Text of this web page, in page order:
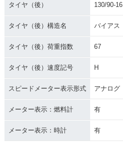
タイヤ（後） 130/90-16
タイヤ（後）構造名 バイアス
タイヤ（後）荷重指数 67
タイヤ（後）速度記号 H
スピードメーター表示形式 アナログ
メーター表示：燃料計 有
メーター表示：時計 有